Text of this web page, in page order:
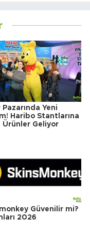
Pazarında Yeni
Haribo Stantlarına
Ürünler Geliyor
Güvenilir mi?
2026